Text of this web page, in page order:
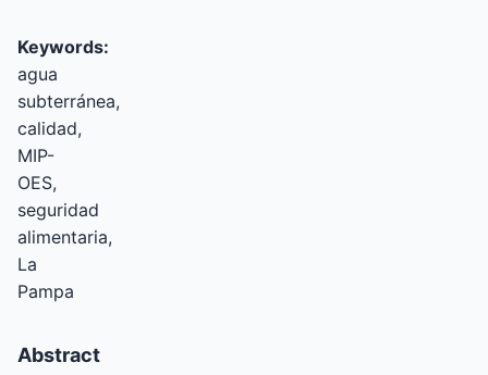
Keywords:
agua
subterránea,
calidad,
MIP-
OES,
seguridad
alimentaria,
La
Pampa
Abstract